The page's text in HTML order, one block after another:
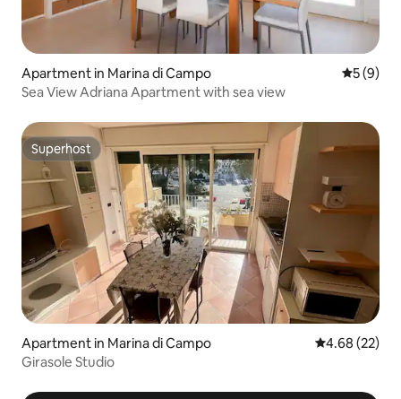
Apartment in Marina di Campo 5 out of
5 (9)
Sea View Adriana Apartment with sea view
Superhost
Superhost
Apartment in Marina di Campo 4.68 out of 5
4.68 (22)
Girasole Studio